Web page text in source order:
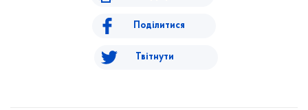
Поділитися
Твітнути